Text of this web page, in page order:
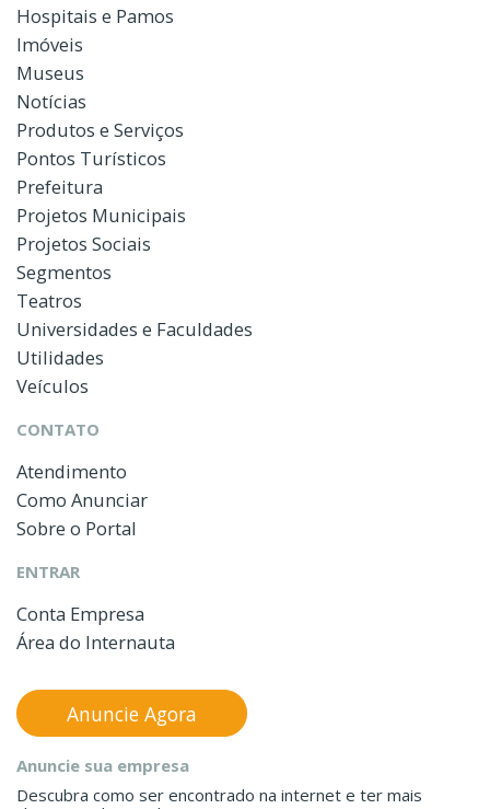
Hospitais e Pamos
Imóveis
Museus
Notícias
Produtos e Serviços
Pontos Turísticos
Prefeitura
Projetos Municipais
Projetos Sociais
Segmentos
Teatros
Universidades e Faculdades
Utilidades
Veículos
CONTATO
Atendimento
Como Anunciar
Sobre o Portal
ENTRAR
Conta Empresa
Área do Internauta
Anuncie sua empresa
Descubra como ser encontrado na internet e ter mais
Anuncie Agora